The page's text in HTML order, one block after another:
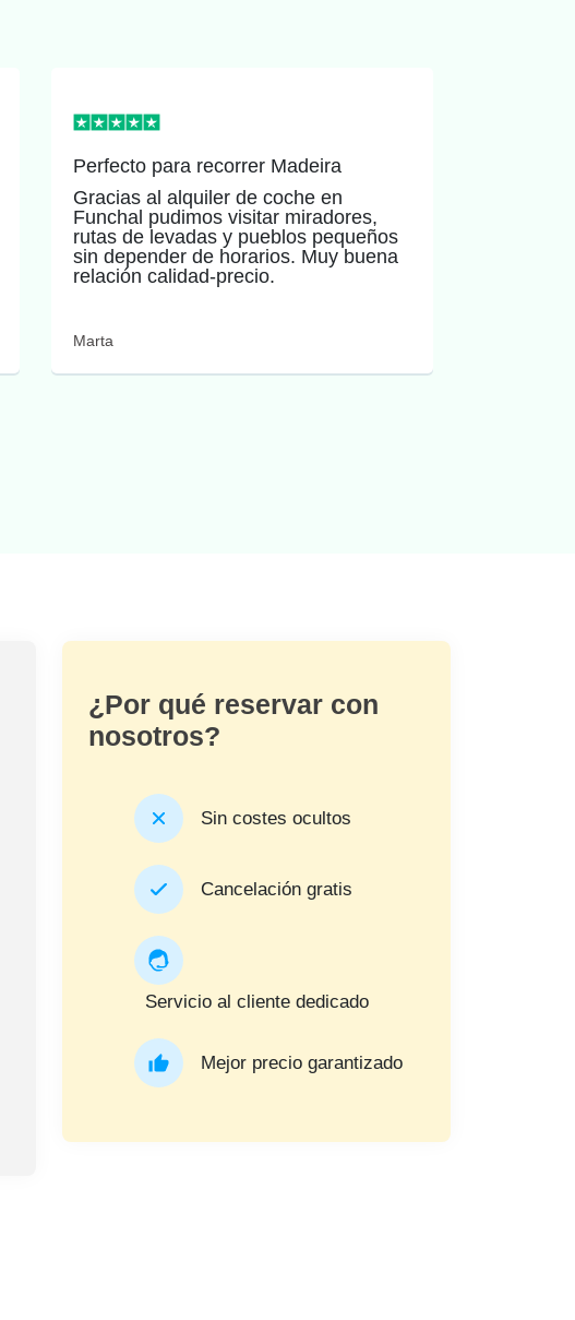
Perfecto para recorrer Madeira
Gracias al alquiler de coche en
Funchal pudimos visitar miradores,
rutas de levadas y pueblos pequeños
sin depender de horarios. Muy buena
relación calidad-precio.
Marta
¿Por qué reservar con
nosotros?
Sin costes ocultos
Cancelación gratis
Servicio al cliente dedicado
Mejor precio garantizado